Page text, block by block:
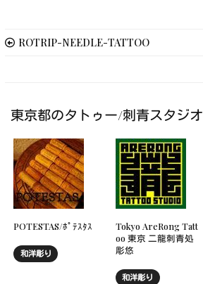
ROTRIP-NEEDLE-TATTOO
東京都のタトゥー/刺青スタジオ
POTESTAS/ﾎﾟﾃｽﾀｽ
和洋彫り
Tokyo AreRong Tatt
oo 東京 二龍刺青処
彫悠
和洋彫り